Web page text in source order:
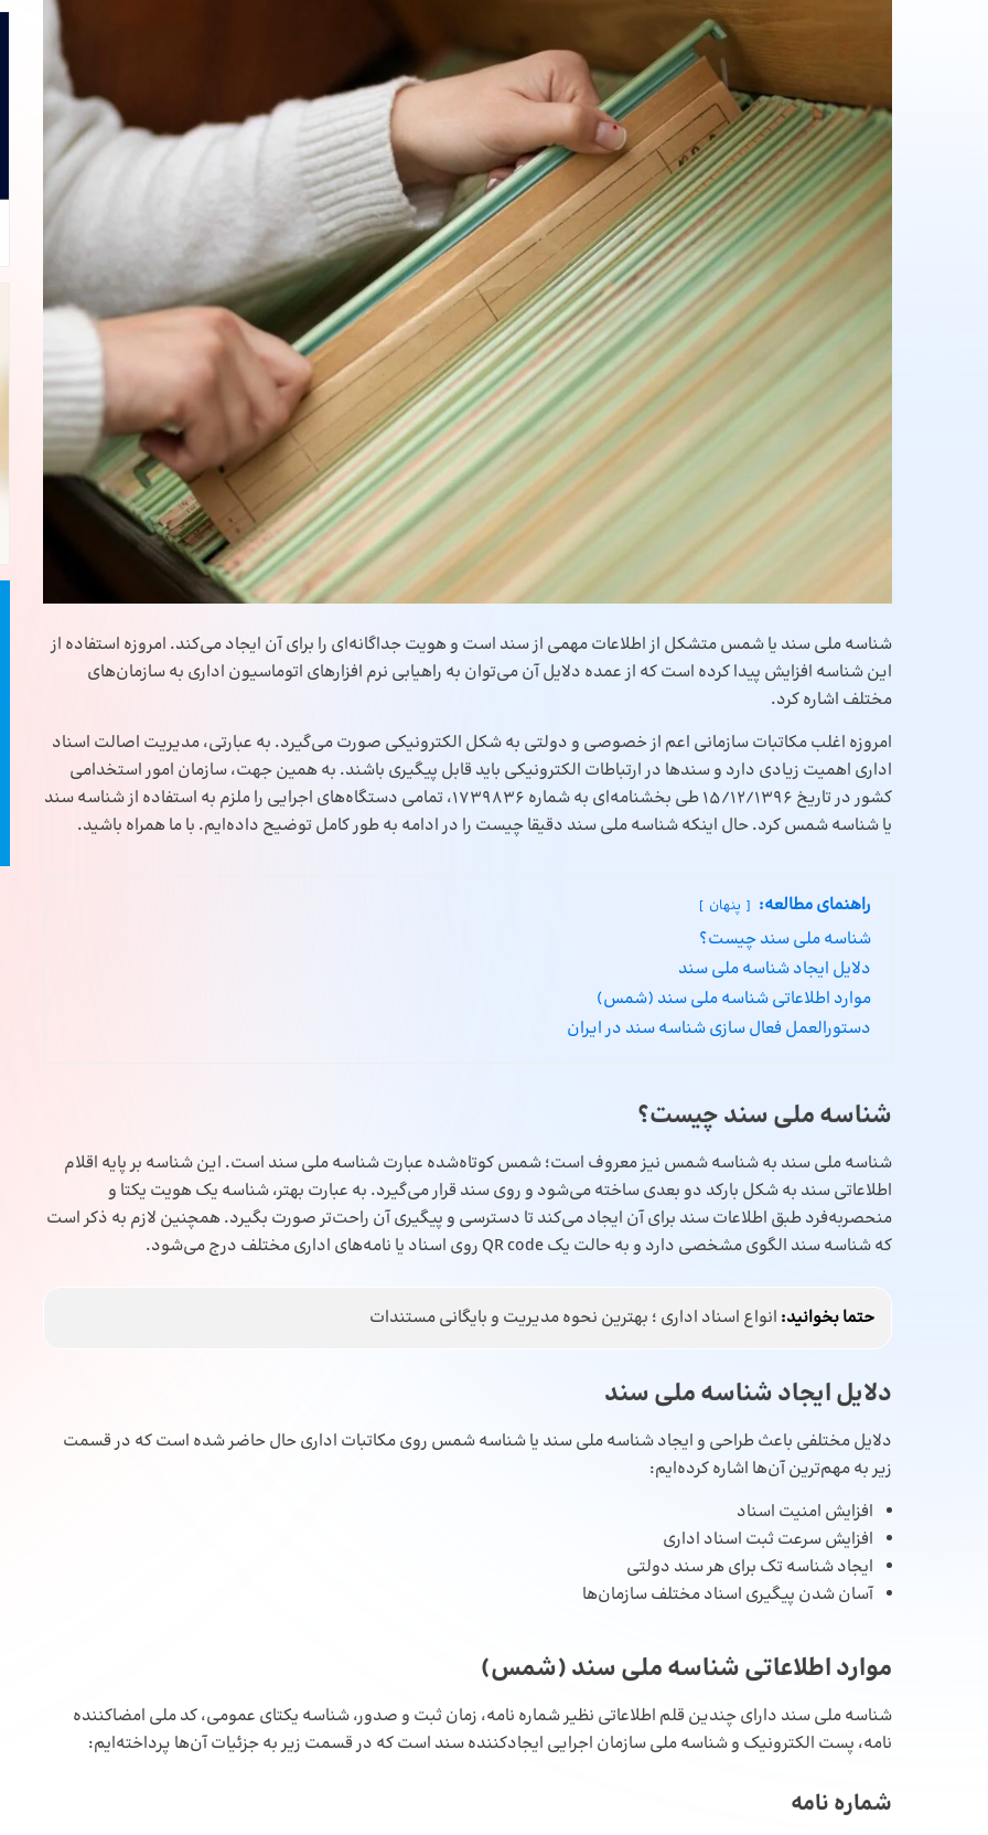
شناسه ملی سند یا شمس متشکل از اطلاعات مهمی از سند است و هویت جداگانه‌ای را برای آن ایجاد می‌کند. امروزه استفاده از
این شناسه افزایش پیدا کرده است که از عمده دلایل آن می‌توان به راهیابی نرم ‌افزارهای اتوماسیون اداری به سازمان‌های
مختلف اشاره کرد.
امروزه اغلب مکاتبات سازمانی اعم از خصوصی و دولتی به شکل الکترونیکی صورت می‌گیرد. به عبارتی، مدیریت اصالت اسناد
اداری اهمیت زیادی دارد و سندها در ارتباطات الکترونیکی باید قابل پیگیری باشند. به همین جهت، سازمان امور استخدامی
کشور در تاریخ 15/12/1396 طی بخشنامه‌ای به شماره 1739836، تمامی دستگاه‌های اجرایی را ملزم به استفاده از شناسه سند
یا شناسه شمس کرد. حال اینکه شناسه ملی سند دقیقا چیست را در ادامه به طور کامل توضیح داده‌ایم. با ما همراه باشید.
راهنمای مطالعه: پنهان
شناسه ملی سند چیست؟
دلایل ایجاد شناسه ملی سند
موارد اطلاعاتی شناسه ملی سند (شمس)
دستورالعمل فعال سازی شناسه سند در ایران
شناسه ملی سند چیست؟
شناسه ملی سند به شناسه شمس نیز معروف است؛ شمس کوتاه‌شده عبارت شناسه ملی سند است. این شناسه بر پایه اقلام
اطلاعاتی سند به شکل بارکد دو بعدی ساخته می‌شود و روی سند قرار می‌گیرد. به عبارت بهتر، شناسه یک هویت یکتا و
منحصربه‌فرد طبق اطلاعات سند برای آن ایجاد می‌کند تا دسترسی و پیگیری آن راحت‌تر صورت بگیرد. همچنین لازم به ذکر است
که شناسه سند الگوی مشخصی دارد و به حالت یک QR code روی اسناد یا نامه‌های اداری مختلف درج می‌شود.
حتما بخوانید: انواع اسناد اداری ؛ بهترین نحوه‌ مدیریت و بایگانی مستندات
دلایل ایجاد شناسه ملی سند
دلایل مختلفی باعث طراحی و ایجاد شناسه ملی سند یا شناسه شمس روی مکاتبات اداری حال حاضر شده است که در قسمت
زیر به مهم‌ترین آن‌ها اشاره کرده‌ایم:
افزایش امنیت اسناد
افزایش سرعت ثبت اسناد اداری
ایجاد شناسه تک برای هر سند دولتی
آسان شدن پیگیری اسناد مختلف سازمان‌ها
موارد اطلاعاتی شناسه ملی سند (شمس)
شناسه ملی سند دارای چندین قلم اطلاعاتی نظیر شماره نامه، زمان ثبت و صدور، شناسه یکتای عمومی، کد ملی امضاکننده
نامه، پست الکترونیک و شناسه ملی سازمان اجرایی ایجادکننده سند است که در قسمت زیر به جزئیات آن‌ها پرداخته‌ایم:
شماره نامه